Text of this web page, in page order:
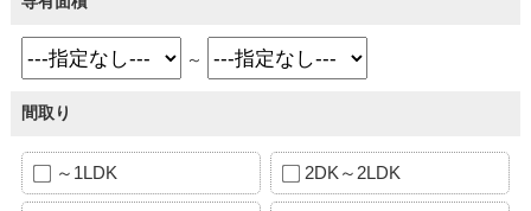
～
間取り
～1LDK 2DK～2LDK